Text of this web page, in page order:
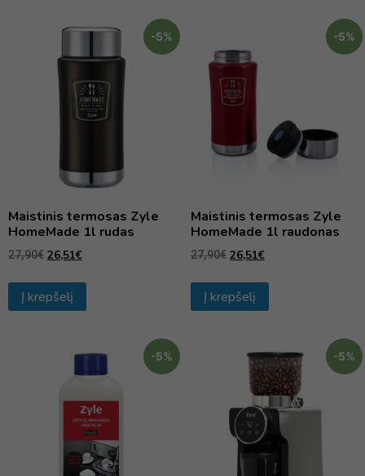
-5%
Maistinis termosas Zyle
HomeMade 1l rudas
27,90€ 26,51€
Į krepšelį
-5%
Maistinis termosas Zyle
HomeMade 1l raudonas
27,90€ 26,51€
Į krepšelį
-5% -5%